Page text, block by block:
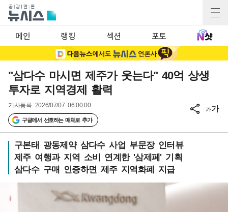
메인 랭킹 섹션 포토
"삼다수 마시면 제주가 웃는다" 40억 상생
투자로 지역경제 활력
기사등록 2026/07/07 06:00:00
구글에서 선호하는 매체로 추가
가가
구본태 광동제약 삼다수 사업 부문장 인터뷰
제주 여행과 지역 소비 연계한 '삼제페' 기획
삼다수 구매 인증하면 제주 지역화폐 지급